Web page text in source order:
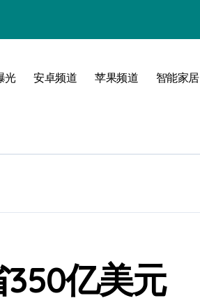
光 安卓频道 苹果频道 智能家居
亿美元